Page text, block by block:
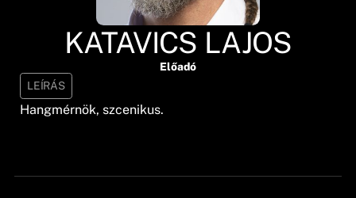
KATAVICS LAJOS
Előadó
LEÍRÁS
Hangmérnök, szcenikus.